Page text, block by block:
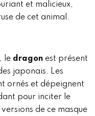
et malicieux,
de cet animal.
le dragonest présent
japonais. Les
ornés et dépeignent
pour inciter le
de ce masque